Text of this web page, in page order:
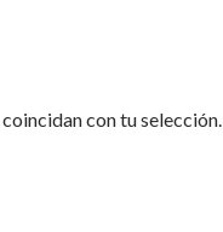
con tu selección.